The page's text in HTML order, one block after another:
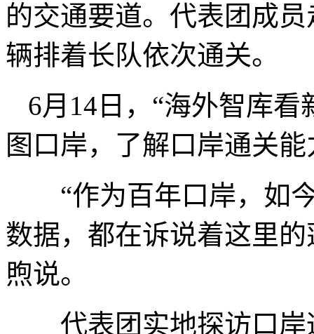
的交通要道。代表团成
辆排着长队依次通关。
6月14日，“海外智库
图口岸，了解口岸通关
“作为百年口岸，如今
数据，都在诉说着这里
煦说。
代表团实地探访口岸